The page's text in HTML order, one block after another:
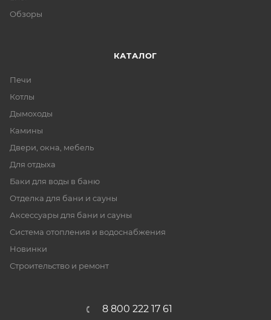
Обзоры
КАТАЛОГ
Печи
Котлы
Дымоходы
Камины
Двери, окна, мебель
Для отдыха
Баки для воды в баню
Отделка для бани и сауны
Аксессуары для бани и сауны
Система отопления и водоснабжения
Новинки
Строительство и ремонт
8 800 222 17 61